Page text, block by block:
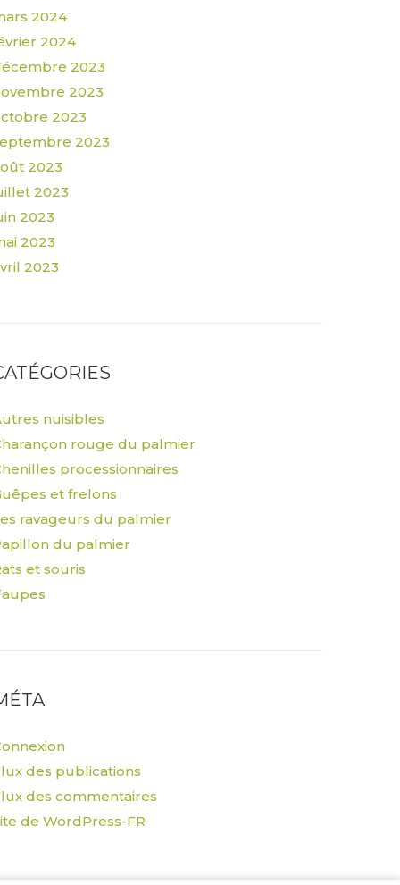
2024
2024
2023
2023
2023
2023
2023
2023
2023
2023
2023
nuisibles
rouge du palmier
processionnaires
et frelons
ravageurs du palmier
du palmier
et souris
des publications
des commentaires
de WordPress-FR